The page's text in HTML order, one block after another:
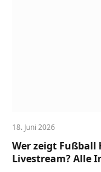
18. Juni 2026
Wer zeigt Fußball
Livestream? Alle